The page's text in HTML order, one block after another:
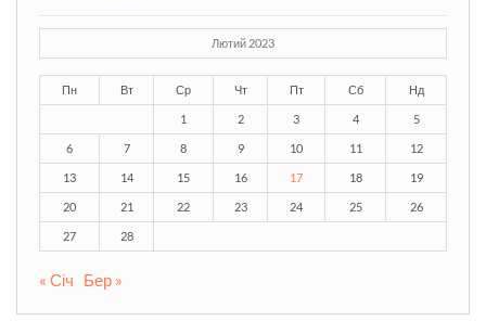
Лютий 2023
Пн Вт Ср Чт Пт Сб Нд
1 2 3 4 5
6 7 8 9 10 11 12
13 14 15 16 17 18 19
20 21 22 23 24 25 26
27 28
« Січ Бер »